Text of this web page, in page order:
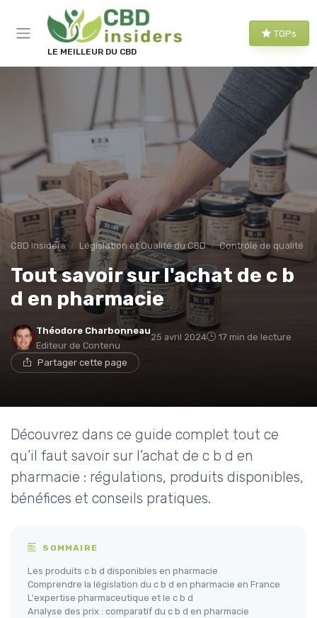
LE MEILLEUR DU CBD
TOPs
CBD Insiders Législation et Qualité du CBD Contrôle de qualité
Tout savoir sur l'achat de c b
d en pharmacie
Théodore Charbonneau
Editeur de Contenu
25 avril 2024 17 min de lecture
Partager cette page
Découvrez dans ce guide complet tout ce
qu’il faut savoir sur l’achat de c b d en
pharmacie : régulations, produits disponibles,
bénéfices et conseils pratiques.
SOMMAIRE
Les produits c b d disponibles en pharmacie
Comprendre la législation du c b d en pharmacie en France
L'expertise pharmaceutique et le c b d
Analyse des prix : comparatif du c b d en pharmacie
Panneau de gestion des cookies